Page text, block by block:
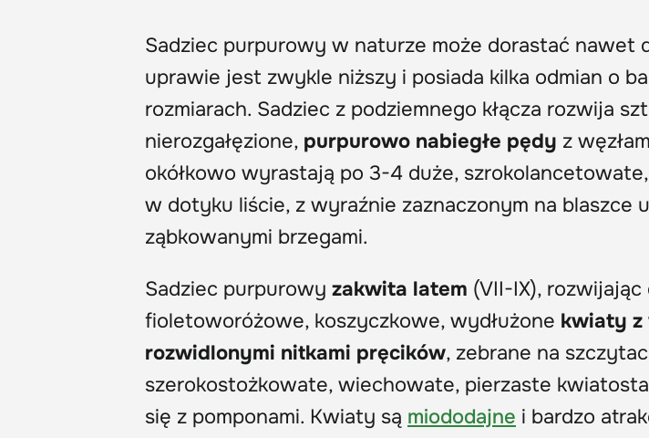
Sadziec purpurowy w naturze może dorastać nawet
uprawie jest zwykle niższy i posiada kilka odmian o
rozmiarach. Sadziec z podziemnego kłącza rozwija
nierozgałęzione, purpurowo nabiegłe pędy z
okółkowo wyrastają po 3-4 duże,
w dotyku liście, z wyraźnie zaznaczonym na blaszce
ząbkowanymi brzegami.
Sadziec purpurowy zakwita latem (VII-IX), rozwijając
fioletoworóżowe, koszyczkowe, wydłużone kwiaty z
rozwidlonymi nitkami pręcików, zebrane na
szerokostożkowate, wiechowate, pierzaste
się z pomponami. Kwiaty są miododajne i bardzo